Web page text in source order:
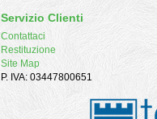
Servizio Clienti
Contattaci
Restituzione
Site Map
P. IVA: 03447800651